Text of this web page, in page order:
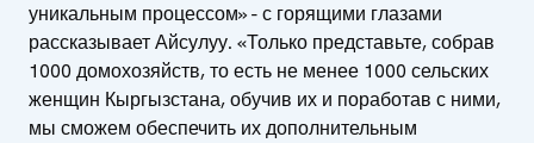
уникальным процессом» - с горящими глазами
рассказывает Айсулуу. «Только представьте, собрав
1000 домохозяйств, то есть не менее 1000 сельских
женщин Кыргызстана, обучив их и поработав с ними,
мы сможем обеспечить их дополнительным